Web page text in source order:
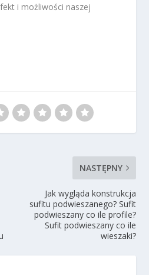
i możliwości naszej
NASTĘPNY
Jak wygląda konstrukcja
sufitu podwieszanego? Sufit
podwieszany co ile profile?
Sufit podwieszany co ile
wieszaki?